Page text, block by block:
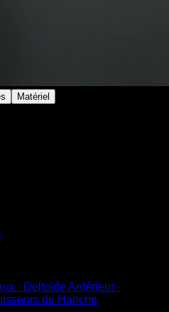
Matériel
∙ Deltoïde Antérieur ∙
de Hanche